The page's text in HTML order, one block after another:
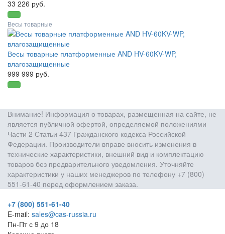
33 226 руб.
Весы товарные
Весы товарные платформенные AND HV-60KV-WP,
влагозащищенные
999 999 руб.
Внимание! Информация о товарах, размещенная на сайте, не
является публичной офертой, определяемой положениями
Части 2 Статьи 437 Гражданского кодекса Российской
Федерации. Производители вправе вносить изменения в
технические характеристики, внешний вид и комплектацию
товаров без предварительного уведомления. Уточняйте
характеристики у наших менеджеров по телефону +7 (800)
551-61-40 перед оформлением заказа.
+7 (800) 551-61-40
E-mail: sales@cas-russia.ru
Пн-Пт с 9 до 18